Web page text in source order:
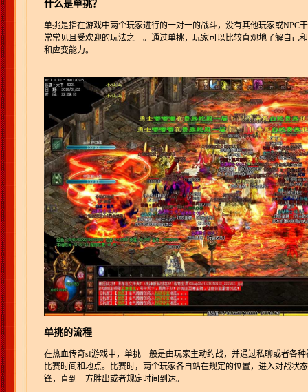
什么是单挑？
单挑是指在游戏中两个玩家进行的一对一的战斗，没有其他玩家或NPC
常常见且受欢迎的玩法之一。通过单挑，玩家可以比较直观地了解自己
和应变能力。
单挑的流程
在热血传奇sf游戏中，单挑一般是由玩家主动约战，并通过私聊或者各
比赛时间和地点。比赛时，两个玩家各自站在规定的位置，进入对战状
锋，直到一方胜出或者规定时间到达。